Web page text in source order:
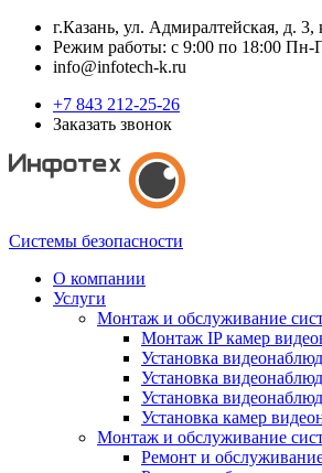
г.Казань, ул. Адмиралтейская, д. 3,
Режим работы: с 9:00 по 18:00 Пн-
info@infotech-k.ru
+7 843 212-25-26
Заказать звонок
Системы безопасности
О компании
Услуги
Монтаж и обслуживание
Монтаж IP камер
Установка
Установка
Установка
Установка камер
Монтаж и обслуживание
Ремонт и